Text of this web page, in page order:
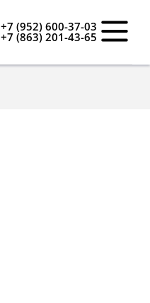
+7 (952) 600-37-03
+7 (863) 201-43-65